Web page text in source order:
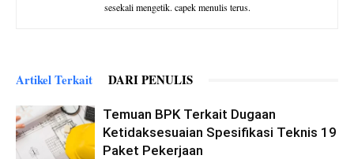
sesekali mengetik. capek menulis terus.
Artikel Terkait DARI PENULIS
Temuan BPK Terkait Dugaan
Ketidaksesuaian Spesifikasi Teknis 19
Paket Pekerjaan